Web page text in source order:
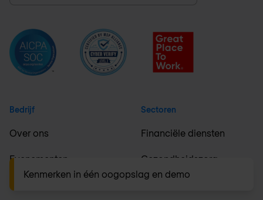
Kenmerken in één oogopslag en demo
Bedrijf
Over ons
Evenementen
Carrières
Sectoren
Financiële diensten
Gezondheidszorg